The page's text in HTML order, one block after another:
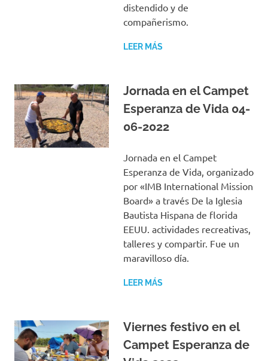
distendido y de
compañerismo.
LEER MÁS
Jornada en el Campet
Esperanza de Vida 04-
06-2022
Jornada en el Campet
Esperanza de Vida, organizado
por «IMB International Mission
Board» a través De la Iglesia
Bautista Hispana de florida
EEUU. actividades recreativas,
talleres y compartir. Fue un
maravilloso día.
LEER MÁS
Viernes festivo en el
Campet Esperanza de